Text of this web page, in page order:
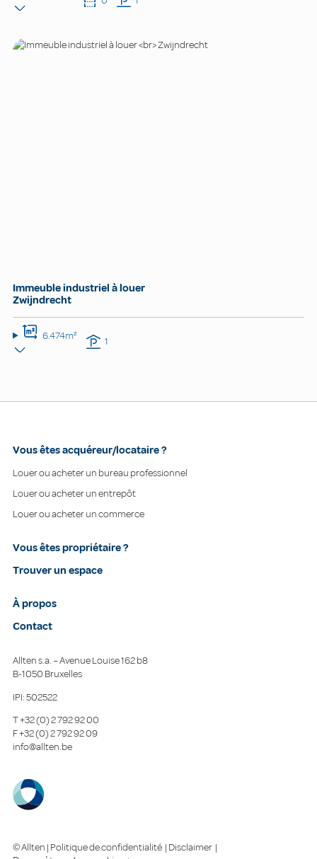
Immeuble industriel à louer
Zwijndrecht
6.474m² 1
Vous êtes acquéreur/locataire ?
Louer ou acheter un bureau professionnel
Louer ou acheter un entrepôt
Louer ou acheter un commerce
Vous êtes propriétaire ?
Trouver un espace
À propos
Contact
Allten s.a. – Avenue Louise 162 b8
B-1050 Bruxelles
IPI: 502522
T+32 (0) 2 792 92 00
F+32 (0) 2 792 92 09
info@allten.be
© Allten | Politique de confidentialité | Disclaimer |